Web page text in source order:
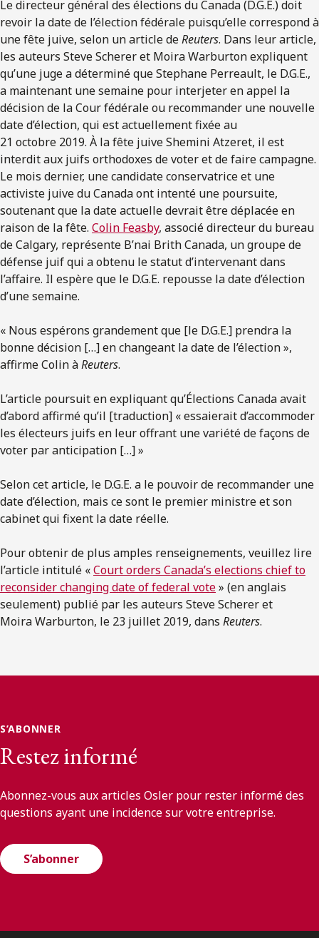
Le directeur général des élections du Canada (D.G.E.) doit
revoir la date de l’élection fédérale puisqu’elle correspond à
une fête juive, selon un article deReuters. Dans leur article,
les auteurs Steve Scherer et Moira Warburton expliquent
qu’une juge a déterminé que Stephane Perreault, le D.G.E.,
a maintenant une semaine pour interjeter en appel la
décision de la Cour fédérale ou recommander une nouvelle
date d’élection, qui est actuellement fixée au
21 octobre 2019. À la fête juive Shemini Atzeret, il est
interdit aux juifs orthodoxes de voter et de faire campagne.
Le mois dernier, une candidate conservatrice et une
activiste juive du Canada ont intenté une poursuite,
soutenant que la date actuelle devrait être déplacée en
raison de la fête. Colin Feasby, associé directeur du bureau
de Calgary, représente B’nai Brith Canada, un groupe de
défense juif qui a obtenu le statut d’intervenant dans
l’affaire. Il espère que le D.G.E. repousse la date d’élection
d’une semaine.
« Nous espérons grandement que [le D.G.E.] prendra la
bonne décision […] en changeant la date de l’élection »,
affirme Colin àReuters.
L’article poursuit en expliquant qu’Élections Canada avait
d’abord affirmé qu’il [traduction] « essaierait d’accommoder
les électeurs juifs en leur offrant une variété de façons de
voter par anticipation […] »
Selon cet article, le D.G.E. a le pouvoir de recommander une
date d’élection, mais ce sont le premier ministre et son
cabinet qui fixent la date réelle.
Pour obtenir de plus amples renseignements, veuillez lire
l’article intitulé «Court orders Canada’s elections chief to
reconsider changing date of federal vote» (en anglais
seulement) publié par les auteurs Steve Scherer et
Moira Warburton, le 23 juillet 2019, dans Reuters.
S’ABONNER
Restez informé
Abonnez-vous aux articles Osler pour rester informé des
questions ayant une incidence sur votre entreprise.
S’abonner